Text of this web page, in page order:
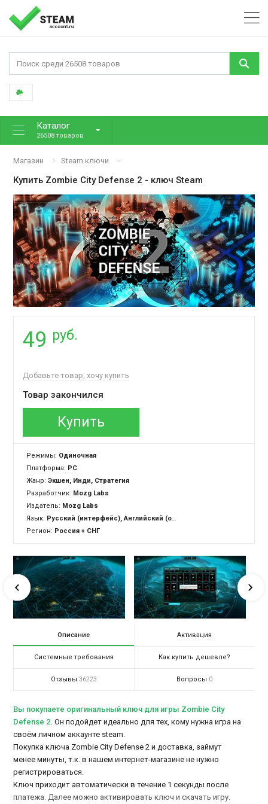
Каталог
26508 товаров
Магазин Steam ключи
Купить Zombie City Defense 2 - ключ Steam
49 руб.
Добавьте товар, хочу купить
Товар закончился
Купить
Режимы: Одиночная
Платформа: PC
Жанр:Экшен, Инди, Стратегия
Разработчик: Mozg Labs
Издатель: Mozg Labs
Язык: Русский (интерфейс), Английский (озвучка + интерфейс)
Регион: Россия + СНГ
Описание Активация
Системные требования Как купить дешевле?
Отзывы 36223 Вопросы 0
Вы покупаете оригинальный ключ для игры Zombie City
Defense 2. Он подойдет идеально для тех, кому нужна игра на
своём личном аккаунте steam.
Покупка ключа Zombie City Defense 2 и доставка, займут
менее минуты, т.к. в нашем интернет-магазине не нужно
регистрироваться.
Ключ приходит автоматически в течение 1 секунды после
платежа. Далее можно активировать ключ и скачать игру.